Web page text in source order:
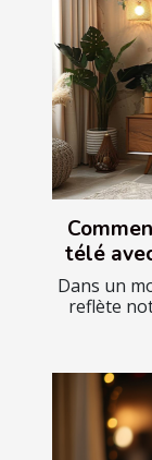
télé
Dans un
reflète